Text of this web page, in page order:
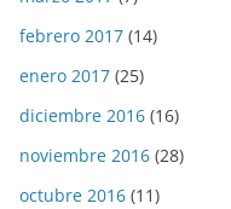
febrero 2017 (14)
enero 2017 (25)
diciembre 2016 (16)
noviembre 2016 (28)
octubre 2016 (11)